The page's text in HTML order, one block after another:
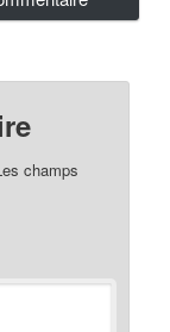
champs